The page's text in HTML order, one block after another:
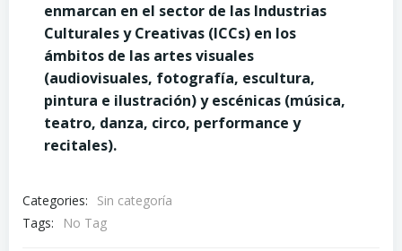
enmarcan en el sector de las Industrias
Culturales y Creativas (ICCs) en los
ámbitos de las artes visuales
(audiovisuales, fotografía, escultura,
pintura e ilustración) y escénicas (música,
teatro, danza, circo, performance y
recitales).
Categories:
Sin categoría
Tags:
No Tag